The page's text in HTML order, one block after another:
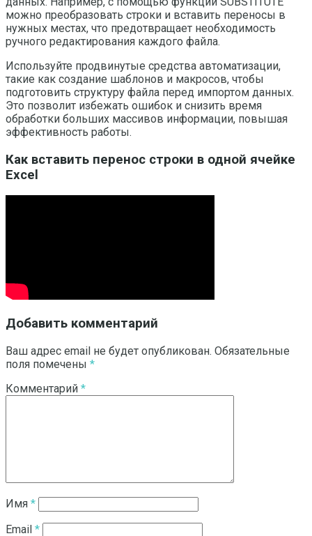
можно преобразовать строки и вставить переносы в
нужных местах, что предотвращает необходимость
ручного редактирования каждого файла.
Используйте продвинутые средства автоматизации,
такие как создание шаблонов и макросов, чтобы
подготовить структуру файла перед импортом данных.
Это позволит избежать ошибок и снизить время
обработки больших массивов информации, повышая
эффективность работы.
Как вставить перенос строки в одной ячейке
Excel
Добавить комментарий
Ваш адрес email не будет опубликован. Обязательные
поля помечены *
Комментарий *
Имя *
Email *